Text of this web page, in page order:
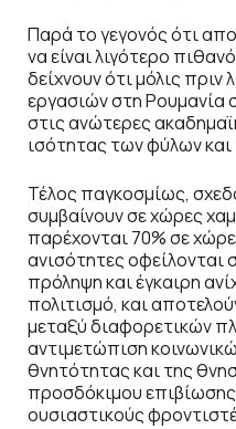
Παρά το γεγονός ότι
να είναι λιγότερο
δείχνουν ότι μόλις
εργασιών στη Ρουμανία
στις ανώτερες
ισότητας των φύλων και
Τέλος παγκοσμίως,
συμβαίνουν σε χώρες
παρέχονται 70% σε
ανισότητες οφείλονται
πρόληψη και έγκαιρη
πολιτισμό, και
μεταξύ διαφορετικών
αντιμετώπιση
θνητότητας και της
προσδόκιμου
ουσιαστικούς